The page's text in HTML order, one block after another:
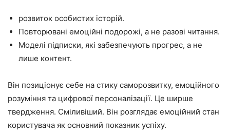
розвиток особистих історій.
Повторювані емоційні подорожі, а не разові читання.
Моделі підписки, які забезпечують прогрес, а не
лише контент.
Він позиціонує себе на стику саморозвитку, емоційного
розуміння та цифрової персоналізації. Це ширше
твердження. Сміливіший. Він розглядає емоційний стан
користувача як основний показник успіху.